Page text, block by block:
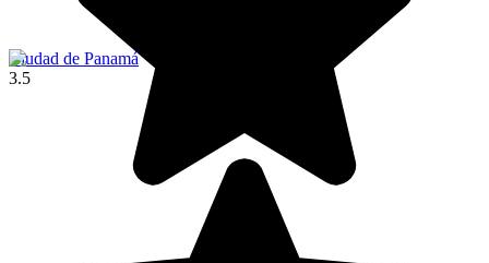
Ciudad de Panamá
3.5